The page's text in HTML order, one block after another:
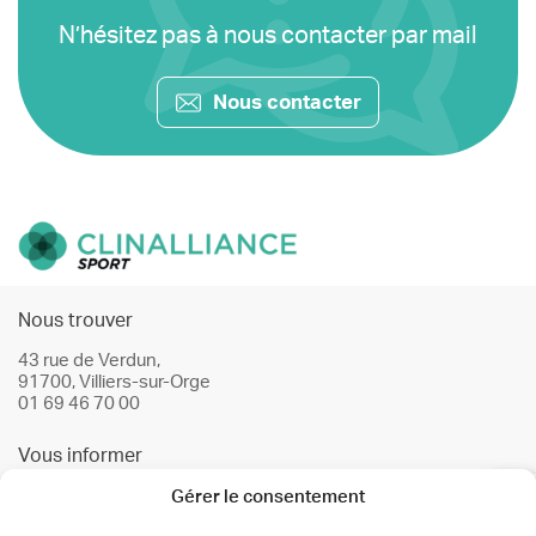
Gérer le consentement
N’hésitez pas à nous contacter par mail
Nous contacter
Nous trouver
43 rue de Verdun,
91700, Villiers-sur-Orge
01 69 46 70 00
Vous informer